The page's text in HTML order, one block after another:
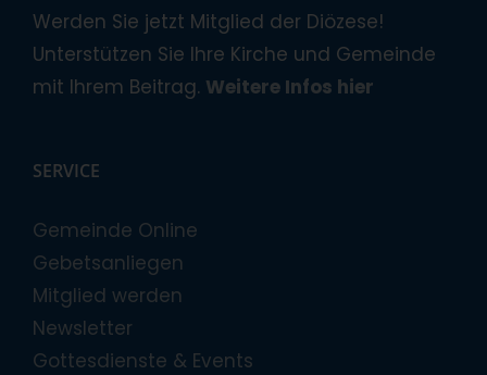
Werden Sie jetzt Mitglied der Diözese!
Unterstützen Sie Ihre Kirche und Gemeinde
mit Ihrem Beitrag. Weitere Infos hier
SERVICE
Gemeinde Online
Gebetsanliegen
Mitglied werden
Newsletter
Gottesdienste & Events